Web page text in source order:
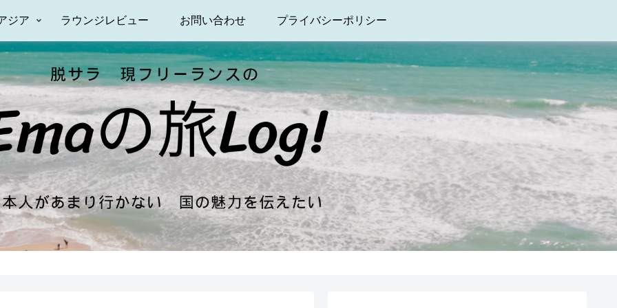
ジア ラウンジレビュー お問い合わせ プライバシーポリシー